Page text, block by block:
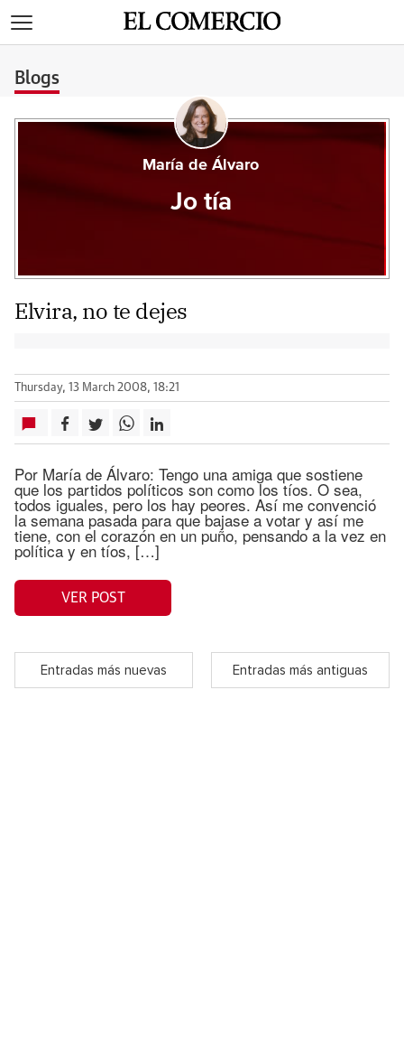
Blogs
María de Álvaro
Jo tía
Elvira, no te dejes
Thursday, 13 March 2008, 18:21
Por María de Álvaro: Tengo una amiga que sostiene
que los partidos políticos son como los tíos. O sea,
todos iguales, pero los hay peores. Así me convenció
la semana pasada para que bajase a votar y así me
tiene, con el corazón en un puño, pensando a la vez en
política y en tíos, […]
VER POST
Entradas más nuevas Entradas más antiguas